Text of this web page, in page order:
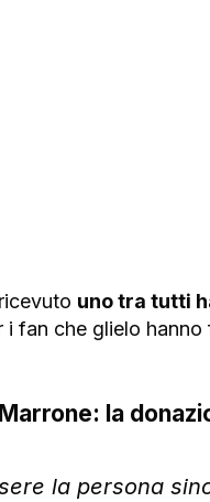
uno tra tutti
fan che glielo hanno
la
la persona